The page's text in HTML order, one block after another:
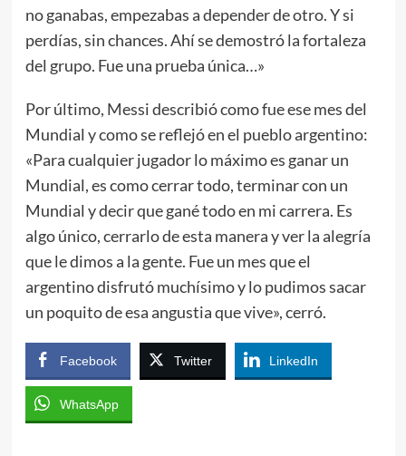
no ganabas, empezabas a depender de otro. Y si
perdías, sin chances. Ahí se demostró la fortaleza
del grupo. Fue una prueba única…»
Por último, Messi describió como fue ese mes del
Mundial y como se reflejó en el pueblo argentino:
«Para cualquier jugador lo máximo es ganar un
Mundial, es como cerrar todo, terminar con un
Mundial y decir que gané todo en mi carrera. Es
algo único, cerrarlo de esta manera y ver la alegría
que le dimos a la gente. Fue un mes que el
argentino disfrutó muchísimo y lo pudimos sacar
un poquito de esa angustia que vive», cerró.
Facebook Twitter LinkedIn
WhatsApp